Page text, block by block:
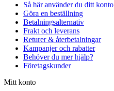
Så här använder du ditt konto
Göra en beställning
Betalningsalternativ
Frakt och leverans
Returer & återbetalningar
Kampanjer och rabatter
Behöver du mer hjälp?
Företagskunder
Mitt konto